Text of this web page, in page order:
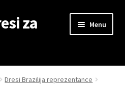
za
Menu
Dresi Brazilija reprezentance